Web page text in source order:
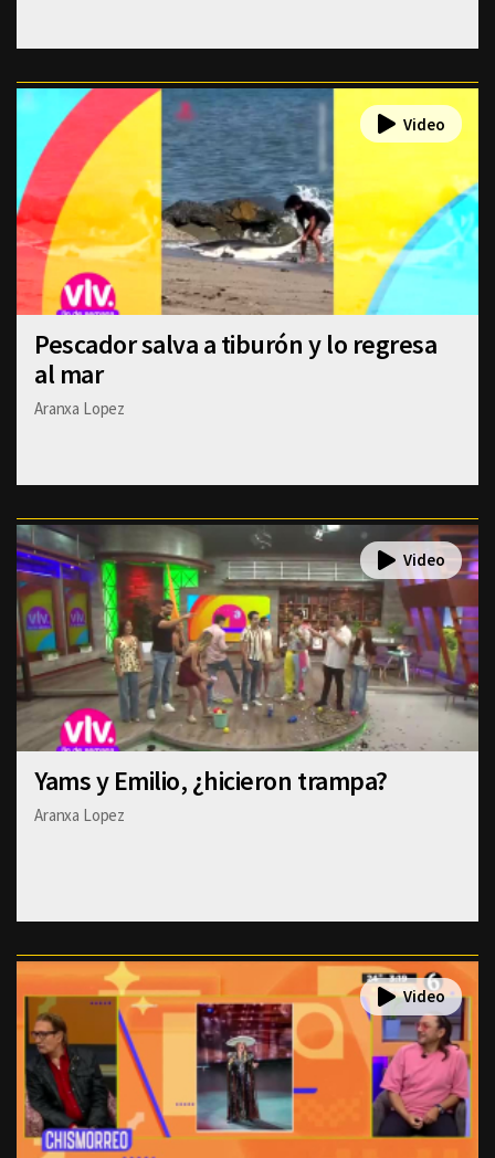
Pescador salva a tiburón y lo regresa
al mar
Aranxa Lopez
Yams y Emilio, ¿hicieron trampa?
Aranxa Lopez